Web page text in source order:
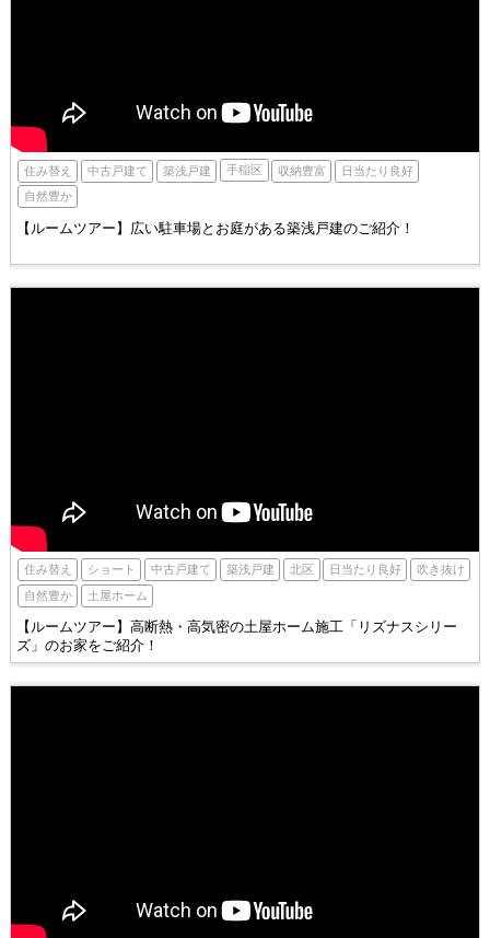
住み替え 中古戸建て 築浅戸建 手稲区 収納豊富
日当たり良好
自然豊か
【ルームツアー】広い駐車場とお庭がある築浅戸建のご紹介！
住み替え ショート 中古戸建て 築浅戸建 北区 日当たり良好
吹き抜け
自然豊か
土屋ホーム
【ルームツアー】高断熱・高気密の土屋ホーム施工「リズナスシリー
ズ」のお家をご紹介！